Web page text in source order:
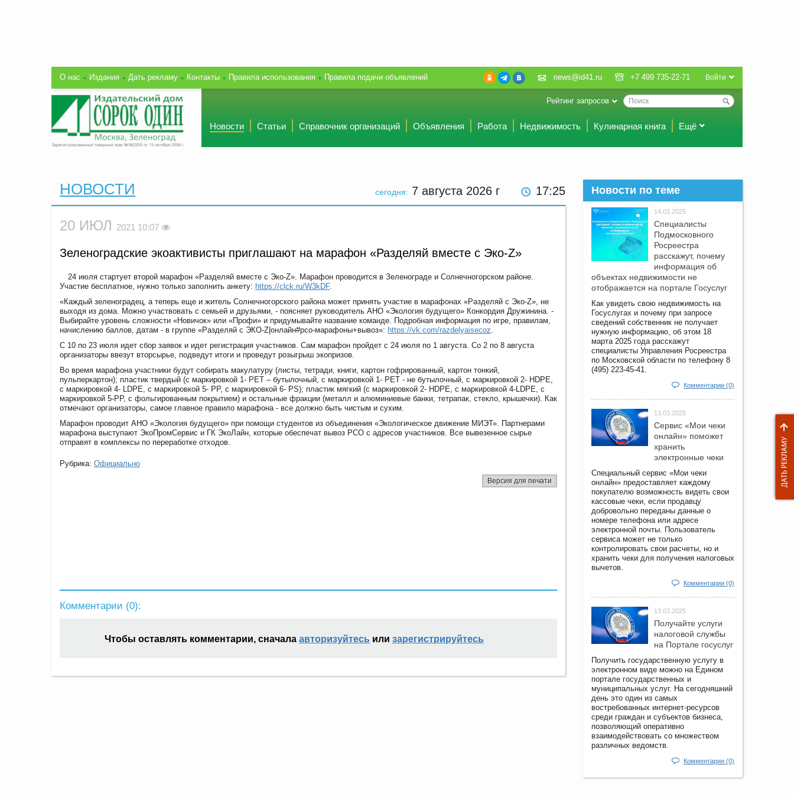
О нас Издания Дать рекламу Контакты Правила использования Правила подачи объявлений Войти
news@id41.ru +7 499 735-22-71
Рейтинг запросов
Новости Статьи Справочник организаций Объявления Работа Недвижимость Кулинарная книга Ещё
сегодня: 7 августа 2026 г 17:25
НОВОСТИ
20 ИЮЛ 2021 10:07
Зеленоградские экоактивисты приглашают на марафон «Разделяй вместе с Эко-Z»
24 июля стартует второй марафон «Разделяй вместе с Эко-Z». Марафон проводится в Зеленограде и Солнечногорском районе.
Участие бесплатное, нужно только заполнить анкету: https://clck.ru/W3kDF.
«Каждый зеленоградец, а теперь еще и житель Солнечногорского района может принять участие в марафонах «Разделяй с Эко-Z», не
выходя из дома. Можно участвовать с семьей и друзьями, - поясняет руководитель АНО «Экология будущего» Конкордия Дружинина. -
Выбирайте уровень сложности «Новичок» или «Профи» и придумывайте название команде. Подробная информация по игре, правилам,
начислению баллов, датам - в группе «Разделяй с ЭКО-Z|онлайн#рсо-марафоны+вывоз»: https://vk.com/razdelyaisecoz
С 10 по 23 июля идет сбор заявок и идет регистрация участников. Сам марафон пройдет с 24 июля по 1 августа. Со 2 по 8 августа
организаторы ввезут вторсырье, подведут итоги и проведут розыгрыш экопризов.
Во время марафона участники будут собирать макулатуру (листы, тетради, книги, картон гофрированный, картон тонкий,
пульперкартон); пластик твердый (с маркировкой 1- PET – бутылочный, с маркировкой 1- PET - не бутылочный, с маркировкой 2- HDPE,
с маркировкой 4- LDPE, с маркировкой 5- PP, с маркировкой 6- PS); пластик мягкий (с маркировкой 2- HDPE, с маркировкой 4-LDPE, с
маркировкой 5-PP, c фольгированным покрытием) и остальные фракции (металл и алюминиевые банки, тетрапак, стекло, крышечки). Как
отмечают организаторы, самое главное правило марафона - все должно быть чистым и сухим.
Марафон проводит АНО «Экология будущего» при помощи студентов из объединения «Экологическое движение МИЭТ». Партнерами
марафона выступают ЭкоПромСервис и ГК ЭкоЛайн, которые обеспечат вывоз РСО с адресов участников. Все вывезенное сырье
отправят в комплексы по переработке отходов.
Рубрика: Официально
Версия для печати
Комментарии (0):
Чтобы оставлять комментарии, сначала авторизуйтесь или зарегистрируйтесь
Новости по теме
14.03.2025
Специалисты
Подмосковного
Росреестра
расскажут, почему
информация об
объектах недвижимости не
отображается на портале Госуслуг
Как увидеть свою недвижимость на
Госуслугах и почему при запросе
сведений собственник не получает
нужную информацию, об этом 18
марта 2025 года расскажут
специалисты Управления Росреестра
по Московской области по телефону 8
(495) 223-45-41.
Комментарии (0)
13.03.2025
Сервис «Мои чеки
онлайн» поможет
хранить
электронные чеки
Специальный сервис «Мои чеки
онлайн» предоставляет каждому
покупателю возможность видеть свои
кассовые чеки, если продавцу
добровольно переданы данные о
номере телефона или адресе
электронной почты. Пользователь
сервиса может не только
контролировать свои расчеты, но и
хранить чеки для получения налоговых
вычетов.
Комментарии (0)
13.03.2025
Получайте услуги
налоговой службы
на Портале госyслуг
Получить государственную услугу в
электронном виде можно на Едином
портале государственных и
муниципальных услуг. На сегодняшний
день это один из самых
востребованных интернет-ресурсов
среди граждан и субъектов бизнеса,
позволяющий оперативно
взаимодействовать со множеством
различных ведомств.
Комментарии (0)